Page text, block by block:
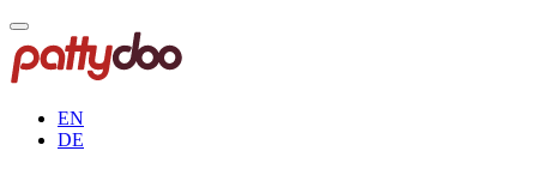
Direkt
zum
Inhalt
EN
DE